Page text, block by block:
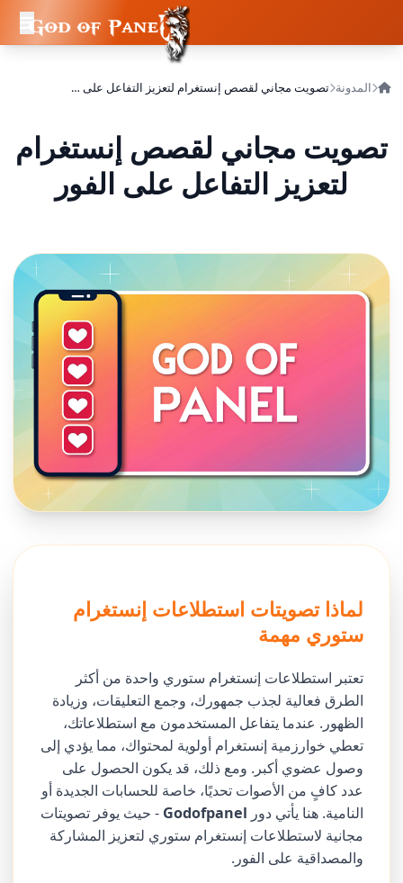
المدونة تصويت مجاني لقصص إنستغرام لتعزيز التفاعل على الفور
تصويت مجاني لقصص إنستغرام
لتعزيز التفاعل على الفور
لماذا تصويتات استطلاعات إنستغرام
ستوري مهمة
تعتبر استطلاعات إنستغرام ستوري واحدة من أكثر
الطرق فعالية لجذب جمهورك، وجمع التعليقات، وزيادة
الظهور. عندما يتفاعل المستخدمون مع استطلاعاتك،
تعطي خوارزمية إنستغرام أولوية لمحتواك، مما يؤدي إلى
وصول عضوي أكبر. ومع ذلك، قد يكون الحصول على
عدد كافٍ من الأصوات تحديًا، خاصة للحسابات الجديدة أو
النامية. هنا يأتي دور Godofpanel - حيث يوفر تصويتات
مجانية لاستطلاعات إنستغرام ستوري لتعزيز المشاركة
والمصداقية على الفور.